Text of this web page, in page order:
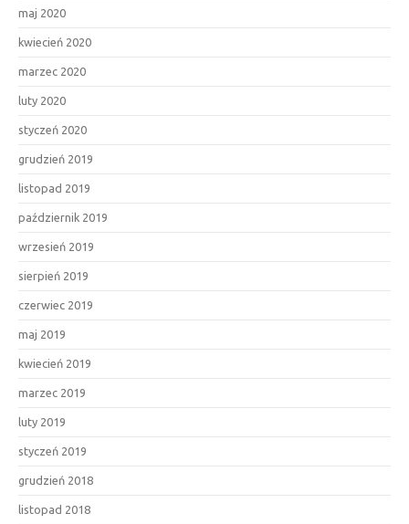
maj 2020
kwiecień 2020
marzec 2020
luty 2020
styczeń 2020
grudzień 2019
listopad 2019
październik 2019
wrzesień 2019
sierpień 2019
czerwiec 2019
maj 2019
kwiecień 2019
marzec 2019
luty 2019
styczeń 2019
grudzień 2018
listopad 2018